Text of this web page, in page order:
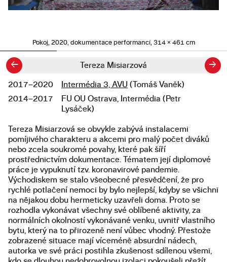
Tereza Misiarzová
← →
Pokoj, 2020, dokumentace performancí, 314 × 461 cm
Studium
2017–2020 Intermédia 3, AVU (Tomáš Vaněk)
2014–2017
FU OU Ostrava, Intermédia (Petr
Lysáček)
Popis diplomové práce
Tereza Misiarzová se obvykle zabývá instalacemi
pomíjivého charakteru a akcemi pro malý počet diváků
nebo zcela soukromé povahy, které pak šíří
prostřednictvím dokumentace. Tématem její diplomové
práce je vypuknutí tzv. koronavirové pandemie.
Východiskem se stalo všeobecné přesvědčení, že pro
rychlé potlačení nemoci by bylo nejlepší, kdyby se všichni
na nějakou dobu hermeticky uzavřeli doma. Proto se
rozhodla vykonávat všechny své oblíbené aktivity, za
normálních okolností vykonávané venku, uvnitř vlastního
bytu, který na to přirozeně není vůbec vhodný. Přestože
zobrazené situace mají víceméně absurdní nádech,
autorka ve své práci postihla zkušenost sdílenou všemi,